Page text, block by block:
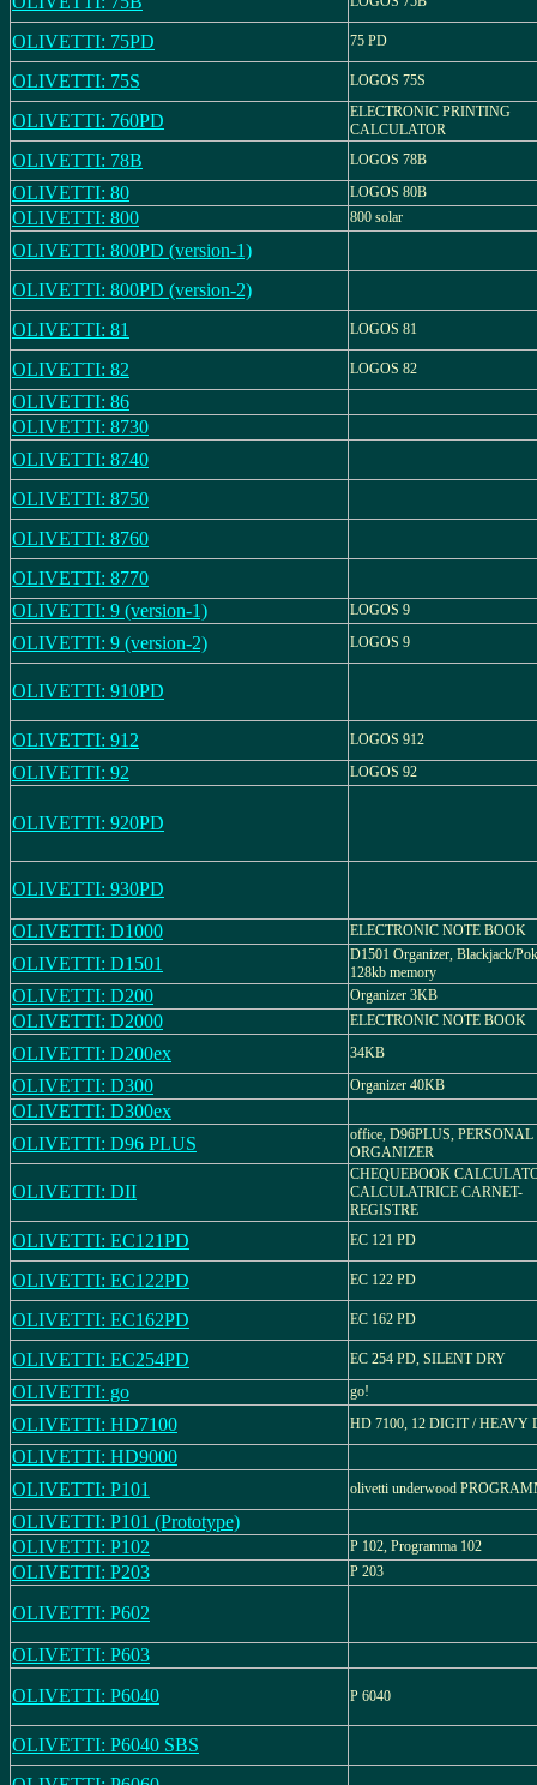
OLIVETTI: 75PD 75 PD
OLIVETTI: 75S LOGOS 75S
OLIVETTI: 760PD
ELECTRONIC PRINTING
CALCULATOR
OLIVETTI: 78B LOGOS 78B
OLIVETTI: 80 LOGOS 80B
OLIVETTI: 800 800 solar
OLIVETTI: 800PD (version-1)
OLIVETTI: 800PD (version-2)
OLIVETTI: 81
LOGOS 81
OLIVETTI: 82 LOGOS 82
OLIVETTI: 86
OLIVETTI: 8730
OLIVETTI: 8740
OLIVETTI: 8750
OLIVETTI: 8760
OLIVETTI: 8770
OLIVETTI: 9 (version-1)
LOGOS 9
OLIVETTI: 9 (version-2) LOGOS 9
OLIVETTI: 910PD
OLIVETTI: 912 LOGOS 912
OLIVETTI: 92 LOGOS 92
OLIVETTI: 920PD
OLIVETTI: 930PD
OLIVETTI: D1000 ELECTRONIC NOTE BOOK
OLIVETTI: D1501
D1501 Organizer, Blackjack/
128kb memory
OLIVETTI: D200 Organizer 3KB
OLIVETTI: D2000 ELECTRONIC NOTE BOOK
OLIVETTI: D200ex 34KB
OLIVETTI: D300 Organizer 40KB
OLIVETTI: D300ex
OLIVETTI: D96 PLUS
office, D96PLUS, PERSONAL
ORGANIZER
OLIVETTI: DII
CHEQUEBOOK
CALCULATRICE CARNET-
REGISTRE
OLIVETTI: EC121PD EC 121 PD
OLIVETTI: EC122PD EC 122 PD
OLIVETTI: EC162PD EC 162 PD
OLIVETTI: EC254PD EC 254 PD, SILENT DRY
OLIVETTI: go go!
OLIVETTI: HD7100 HD 7100, 12 DIGIT / HEAVY
OLIVETTI: HD9000
OLIVETTI: P101
olivetti underwood
OLIVETTI: P101 (Prototype)
OLIVETTI: P102
P 102, Programma 102
OLIVETTI: P203 P 203
OLIVETTI: P602
OLIVETTI: P603
OLIVETTI: P6040
P 6040
OLIVETTI: P6040 SBS